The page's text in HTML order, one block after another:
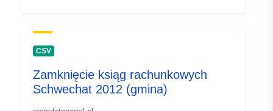
CSV
Zamknięcie ksiąg rachunkowych
Schwechat 2012 (gmina)